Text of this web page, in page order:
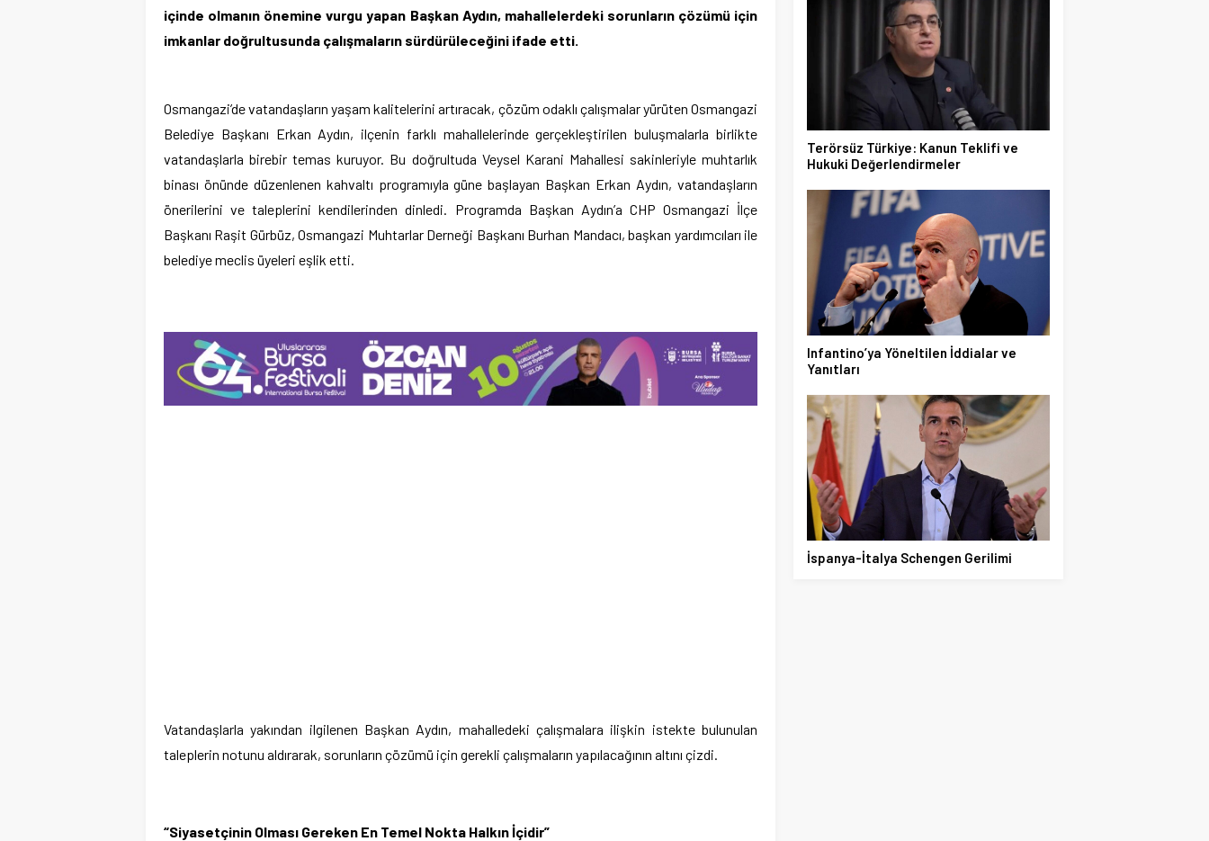
içinde olmanın önemine vurgu yapan Başkan Aydın, mahallelerdeki sorunların çözümü için
imkanlar doğrultusunda çalışmaların sürdürüleceğini ifade etti.
Osmangazi’de vatandaşların yaşam kalitelerini artıracak, çözüm odaklı çalışmalar yürüten Osmangazi
Belediye Başkanı Erkan Aydın, ilçenin farklı mahallelerinde gerçekleştirilen buluşmalarla birlikte
vatandaşlarla birebir temas kuruyor. Bu doğrultuda Veysel Karani Mahallesi sakinleriyle muhtarlık
binası önünde düzenlenen kahvaltı programıyla güne başlayan Başkan Erkan Aydın, vatandaşların
önerilerini ve taleplerini kendilerinden dinledi. Programda Başkan Aydın’a CHP Osmangazi İlçe
Başkanı Raşit Gürbüz, Osmangazi Muhtarlar Derneği Başkanı Burhan Mandacı, başkan yardımcıları ile
belediye meclis üyeleri eşlik etti.
Vatandaşlarla yakından ilgilenen Başkan Aydın, mahalledeki çalışmalara ilişkin istekte bulunulan
taleplerin notunu aldırarak, sorunların çözümü için gerekli çalışmaların yapılacağının altını çizdi.
“Siyasetçinin Olması Gereken En Temel Nokta Halkın İçidir”
Terörsüz Türkiye: Kanun Teklifi ve
Hukuki Değerlendirmeler
Infantino’ya Yöneltilen İddialar ve
Yanıtları
İspanya-İtalya Schengen Gerilimi